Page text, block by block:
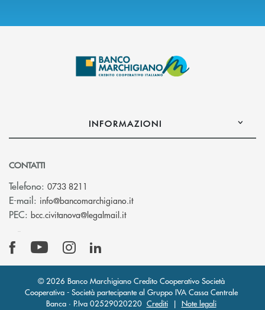
INFORMAZIONI
CONTATTI
Telefono: 0733 8211
E-mail: info@bancomarchigiano.it(si apre l’app di posta
PEC: bcc.civitanova@legalmail.it(si apre l’app di posta elettronica)
© 2026 Banco Marchigiano Credito Cooperativo Società
Cooperativa - Società partecipante al Gruppo IVA Cassa Centrale
Banca · P.Iva 02529020220 Crediti| Note legali